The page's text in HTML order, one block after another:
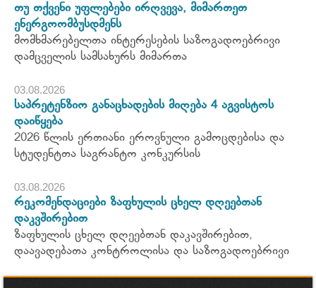
თუ თქვენი უფლებები ირღვევა, მიმართეთ
ენერგოომბუსდმენს
მომხმარებელთა ინტერესების საზოგადოებრივი
დამცველის სამსახურს მიმართა
03.08.2026
საპრეტენზიო განაცხადების მიღება 4 აგვისტოს
დაიწყება
2026 წლის ერთიანი ეროვნული გამოცდებისა და
სტუდენტთა საგრანტო კონკურსის
03.08.2026
რეკომენდაციები ზაფხულის ცხელ დღეებთან
დაკვშირებით
ზაფხულის ცხელ დღეებთან დაკავშირებით,
დაავადებათა კონტროლისა და საზოგადოებრივი